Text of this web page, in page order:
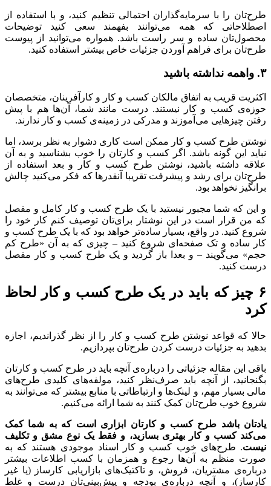
طرح‌تان را با سرمایه‌گذاران احتمالی تنظیم کنید، و با استفاده از
اصطلاحاتی که همه می‌توانند بفهمند سعی کنید توضیحات
محصول‌تان ساده و سر راست باشد. همواره می‌توانید از پیوست
طرح‌تان برای فراهم آوردن جزئیات خاص بیشتر استفاده کنید.
۳. واهمه نداشته باشید
اکثریت قریب به اتفاق مالکان کسب و کار و کارآفرینان، متخصصان
حوزه‌ی کسب و کار نیستند. درست مانند شما، آن‌ها هم با پیش
رفتن چیزهایی می‌آموزند و مدرکی در زمینه‌ی کسب و کار ندارند.
نوشتن طرح کسب و کار ممکن است کاری دشوار به نظر برسد، اما
نباید این گونه باشد. اگر کسب و کارتان را خوب بشناسید و به آن
علاقه داشته باشید، نوشتن طرح کسب و کار و بعد استفاده از
طرح‌تان برای رشد و پیشرفت تقریبا آنقدرها که فکر می‌کنید چالش
برانگیز نخواهد بود.
و این که شما مجبور نیستید با یک طرح کسب و کار کامل و مفصل
که من قرار است در این نوشتار برای‌تان توصیف کنم کار خود را
شروع کنید. در واقع، بسیار ساده‌تر خواهد بود که با یک طرح کسب و
کار ساده و تک صفحه‌ای شروع کنید – چیزی که به آن «طرح کم
حجم» می‌گویند – و بعدا باز گردید و یک طرح کسب و کار مفصل
درست کنید.
۶ چیز که باید در یک طرح کسب و کار لحاظ
کرد
حالا که قواعد نوشتن طرح کسب و کار را از نظر گذراندیم، اجازه
بدهید به جزئیات درست کردن طرح‌تان بپردازیم.
باقی این مقاله جزئیاتی را درباره‌ی آنچه باید در طرح کسب و کارتان
بگنجانید، از آنچه باید صرف‌نظر کنید، مولفه‌های کلیدی طرح‌های
مالی بسیار مهم، و لینک‌ها و ارتباطاتی با منابع بیشتر که می‌توانند به
شروع خوب طرح‌تان کمک کنند به شما ارائه می‌کنیم.
یادتان باشد طرح کسب و کارتان ابزاری است که به شما کمک
می‌کند کسب و کار بهتری بسازید، و فقط یک نوع مشق و تکلیف
نیست. طرح‌های خوب کسب و کار اسناد موجودی هستند که به
صورت منظم به آن‌ها رجوع و همزمان با کسب اطلاعات بیشتر
درباره‌ی مشتریان‌، فروش، و تاکتیک‌های بازاریابی کارساز (یا غیر
کارساز)، و آنچه درباره‌ی بودجه و پیش‌بینی‌تان درست و غلط